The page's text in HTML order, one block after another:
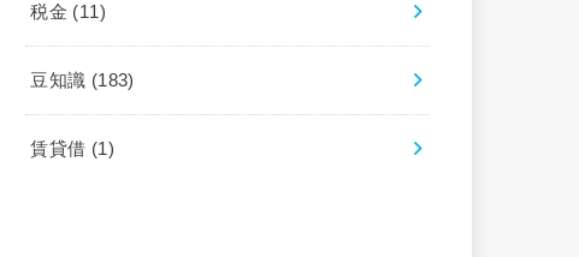
税金 (11)
豆知識 (183)
賃貸借 (1)